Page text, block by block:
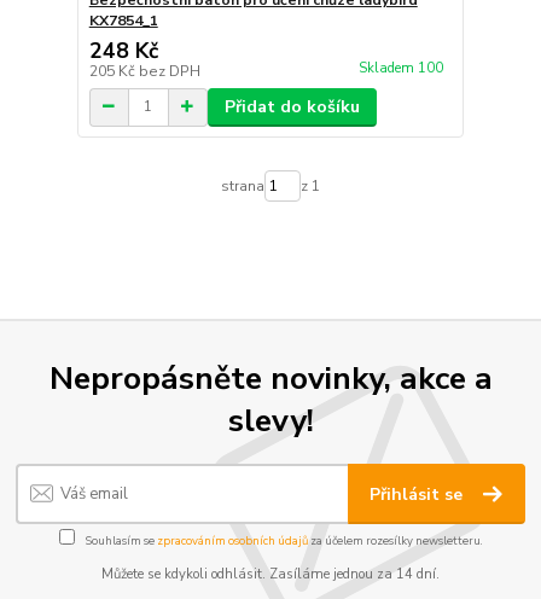
KX7854_1
248 Kč
205 Kč bez DPH Skladem 100
Přidat do košíku
strana z 1
Nepropásněte novinky, akce a
slevy!
Přihlásit se
Souhlasím se zpracováním osobních údajůza účelem rozesílky newsletteru.
Můžete se kdykoli odhlásit. Zasíláme jednou za 14 dní.